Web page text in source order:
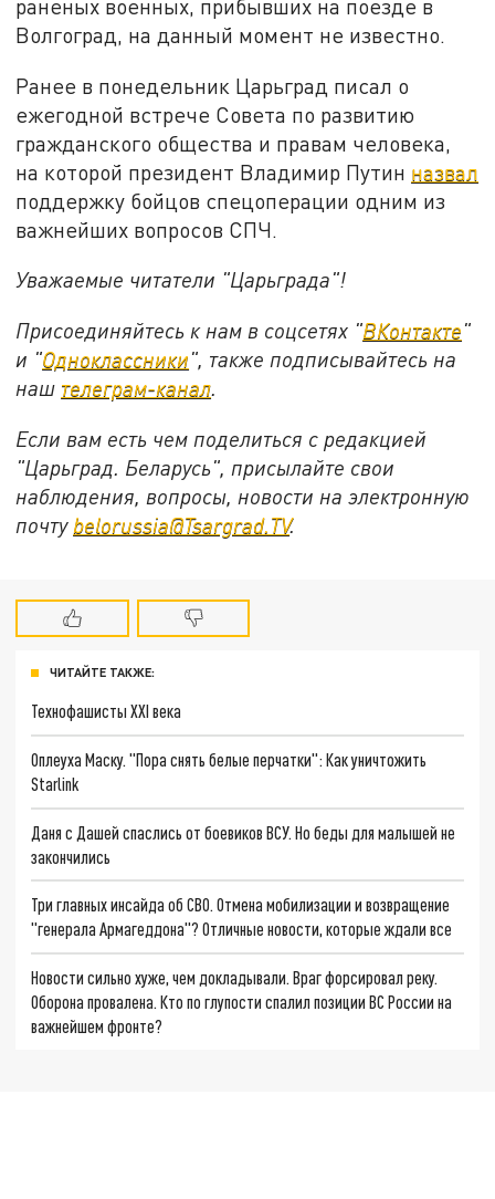
раненых военных, прибывших на поезде в
Волгоград, на данный момент не известно.
Ранее в понедельник Царьград писал о
ежегодной встрече Совета по развитию
гражданского общества и правам человека,
на которой президент Владимир Путин назвал
поддержку бойцов спецоперации одним из
важнейших вопросов СПЧ.
Уважаемые читатели "Царьграда"!
Присоединяйтесь к нам в соцсетях "ВКонтакте"
и "Одноклассники", также подписывайтесь на
наш телеграм-канал.
Если вам есть чем поделиться с редакцией
"Царьград. Беларусь", присылайте свои
наблюдения, вопросы, новости на электронную
почту belorussia@Tsargrad.TV.
ЧИТАЙТЕ ТАКЖЕ:
Технофашисты XXI века
Оплеуха Маску. "Пора снять белые перчатки": Как уничтожить
Starlink
Даня с Дашей спаслись от боевиков ВСУ. Но беды для малышей не
закончились
Три главных инсайда об СВО. Отмена мобилизации и возвращение
"генерала Армагеддона"? Отличные новости, которые ждали все
Новости сильно хуже, чем докладывали. Враг форсировал реку.
Оборона провалена. Кто по глупости спалил позиции ВС России на
важнейшем фронте?